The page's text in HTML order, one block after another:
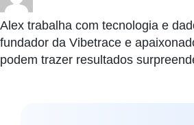
Alex trabalha com tecnologia e
fundador da Vibetrace e
podem trazer resultados